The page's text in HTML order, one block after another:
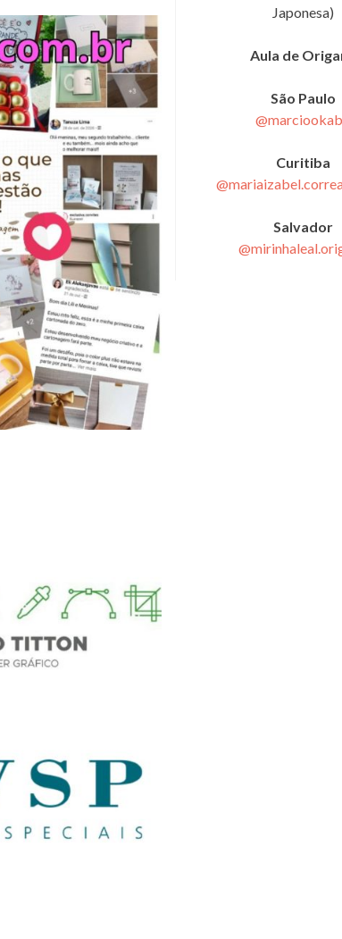
Japonesa)
Aula de
São Paulo
Curitiba
Salvador